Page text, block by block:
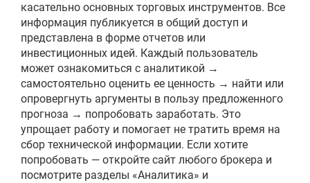
касательно основных торговых инструментов. Все
информация публикуется в общий доступ и
представлена в форме отчетов или
инвестиционных идей. Каждый пользователь
может ознакомиться с аналитикой →
самостоятельно оценить ее ценность → найти или
опровергнуть аргументы в пользу предложенного
прогноза → попробовать заработать. Это
упрощает работу и помогает не тратить время на
сбор технической информации. Если хотите
попробовать — откройте сайт любого брокера и
посмотрите разделы «Аналитика» и